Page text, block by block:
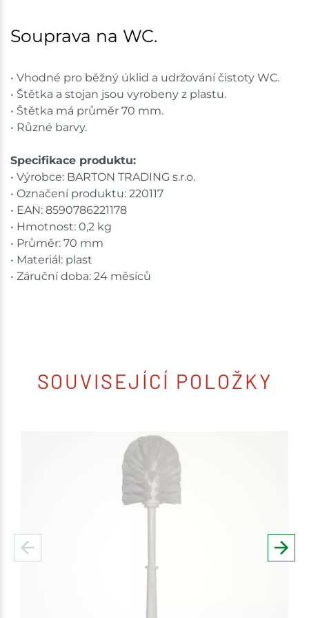
Nové Město
Skladem na prodejně - doručení do 7 dnů
3 ks
Skladem na prodejně - doručení do 7 dnů
Skladové množství na prodejnách je pouze orientační.
Ceny na prodejnách se mohou lišit od cen na e-
shopu.
Souprava na WC.
• Vhodné pro běžný úklid a udržování čistoty WC.
• Štětka a stojan jsou vyrobeny z plastu.
• Štětka má průměr 70 mm.
• Různé barvy.
Specifikace produktu:
• Výrobce: BARTON TRADING s.r.o.
• Označení produktu: 220117
• EAN: 8590786221178
• Hmotnost: 0,2 kg
• Průměr: 70 mm
• Materiál: plast
• Záruční doba: 24 měsíců
SOUVISEJÍCÍ POLOŽKY